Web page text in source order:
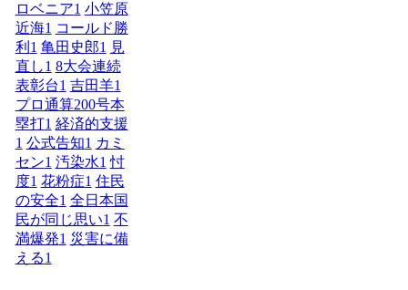
ロベニア1 小笠原
近海1 コールド勝
利 1 亀田史郎1 見
直し1 8大会連続
表彰台1 吉田羊1
プロ通算200号本
塁打1 経済的支援
1 公式告知1 カミ
セン1 汚染水1 忖
度1 花粉症1 住民
の安全1 全日本国
民が同じ思い1 不
満爆発1 災害に備
える1